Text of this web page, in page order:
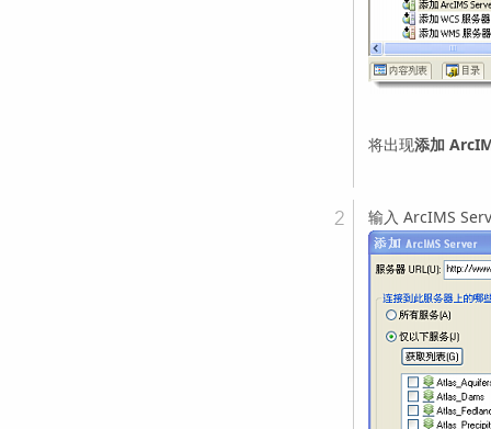
将出现添加
输入 ArcIMS